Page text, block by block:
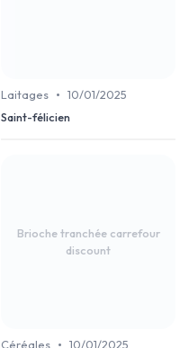
Laitages • 10/01/2025
Saint-félicien
Brioche tranchée carrefour
discount
Céréales
10/01/2025